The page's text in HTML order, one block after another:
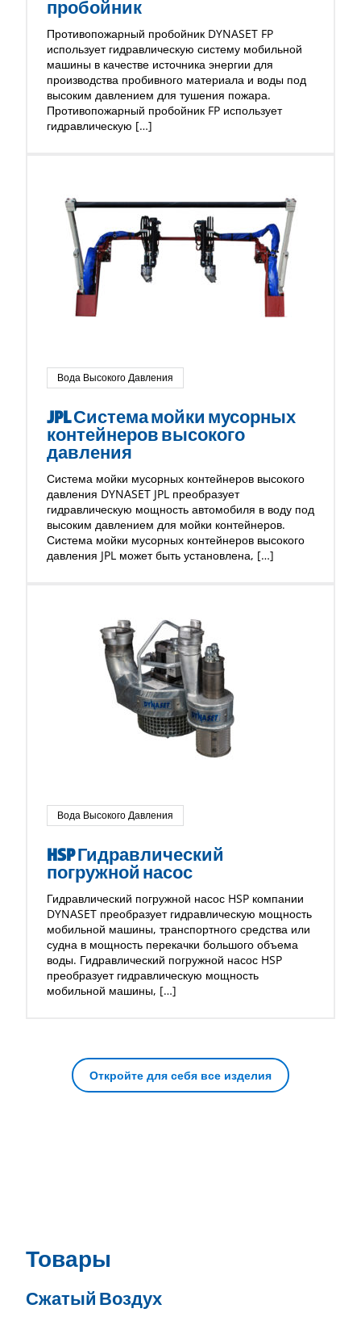
пробойник
Противопожарный пробойник DYNASET FP
использует гидравлическую систему мобильной
машины в качестве источника энергии для
производства пробивного материала и воды под
высоким давлением для тушения пожара.
Противопожарный пробойник FP использует
гидравлическую […]
Вода Высокого Давления
JPL Система мойки мусорных
контейнеров высокого
давления
Система мойки мусорных контейнеров высокого
давления DYNASET JPL преобразует
гидравлическую мощность автомобиля в воду под
высоким давлением для мойки контейнеров.
Система мойки мусорных контейнеров высокого
давления JPL может быть установлена, […]
Вода Высокого Давления
HSP Гидравлический
погружной насос
Гидравлический погружной насос HSP компании
DYNASET преобразует гидравлическую мощность
мобильной машины, транспортного средства или
судна в мощность перекачки большого объема
воды. Гидравлический погружной насос HSP
преобразует гидравлическую мощность
мобильной машины, […]
Откройте для себя все изделия
Товары
Сжатый Воздух